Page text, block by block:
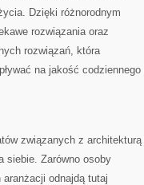
Dzięki różnorodnym
rozwiązania oraz
rozwiązań, która
na jakość codziennego
związanych z architekturą
siebie. Zarówno osoby
odnajdą tutaj